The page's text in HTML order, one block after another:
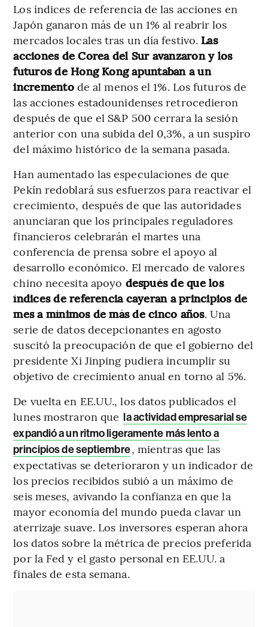
Los índices de referencia de las acciones en
Japón ganaron más de un 1% al reabrir los
mercados locales tras un día festivo. Las
acciones de Corea del Sur avanzaron y los
futuros de Hong Kong apuntaban a un
incrementode al menos el 1%. Los futuros de
las acciones estadounidenses retrocedieron
después de que el S&P 500 cerrara la sesión
anterior con una subida del 0,3%, a un suspiro
del máximo histórico de la semana pasada.
Han aumentado las especulaciones de que
Pekín redoblará sus esfuerzos para reactivar el
crecimiento, después de que las autoridades
anunciaran que los principales reguladores
financieros celebrarán el martes una
conferencia de prensa sobre el apoyo al
desarrollo económico. El mercado de valores
chino necesita apoyo después de que los
índices de referencia cayeran a principios de
mes a mínimos de más de cinco años. Una
serie de datos decepcionantes en agosto
suscitó la preocupación de que el gobierno del
presidente Xi Jinping pudiera incumplir su
objetivo de crecimiento anual en torno al 5%.
De vuelta en EE.UU., los datos publicados el
lunes mostraron que la actividad empresarial se
expandió a un ritmo ligeramente más lento a
principios de septiembre, mientras que las
expectativas se deterioraron y un indicador de
los precios recibidos subió a un máximo de
seis meses, avivando la confianza en que la
mayor economía del mundo pueda clavar un
aterrizaje suave. Los inversores esperan ahora
los datos sobre la métrica de precios preferida
por la Fed y el gasto personal en EE.UU. a
finales de esta semana.